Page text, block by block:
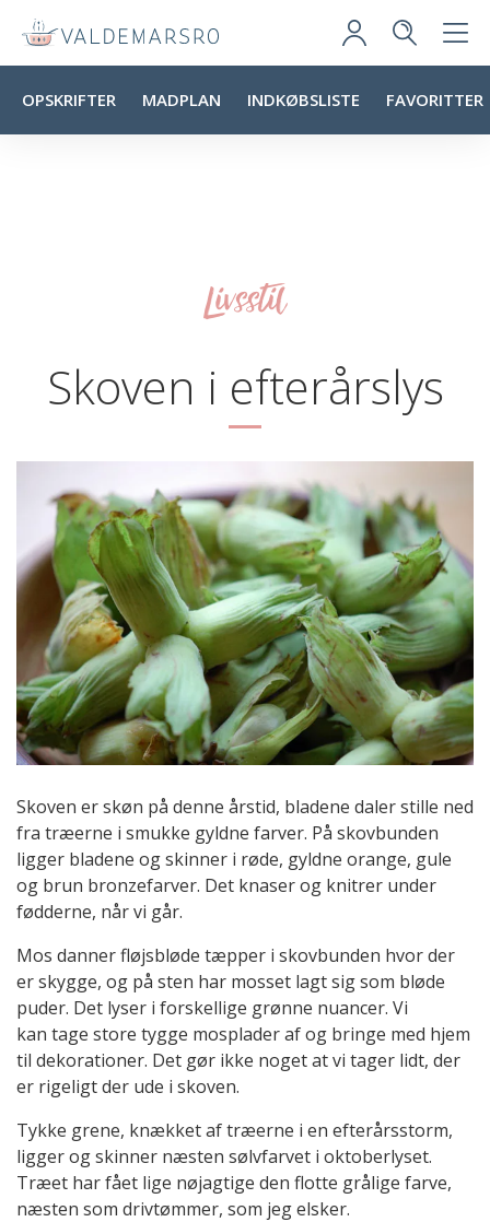
OPSKRIFTER MADPLAN INDKØBSLISTE FAVORITTER
Livsstil
Skoven i efterårslys
Skoven er skøn på denne årstid, bladene daler stille ned
fra træerne i smukke gyldne farver. På skovbunden
ligger bladene og skinner i røde, gyldne orange, gule
og brun bronzefarver. Det knaser og knitrer under
fødderne, når vi går.
Mos danner fløjsbløde tæpper i skovbunden hvor der
er skygge, og på sten har mosset lagt sig som bløde
puder. Det lyser i forskellige grønne nuancer. Vi
kan tage store tygge mosplader af og bringe med hjem
til dekorationer. Det gør ikke noget at vi tager lidt, der
er rigeligt der ude i skoven.
Tykke grene, knækket af træerne i en efterårsstorm,
ligger og skinner næsten sølvfarvet i oktoberlyset.
Træet har fået lige nøjagtige den flotte grålige farve,
næsten som drivtømmer, som jeg elsker.